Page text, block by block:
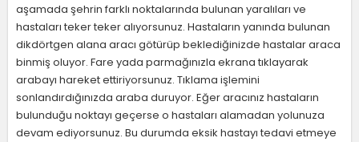
aşamada şehrin farklı noktalarında bulunan yaralıları ve
hastaları teker teker alıyorsunuz. Hastaların yanında bulunan
dikdörtgen alana aracı götürüp beklediğinizde hastalar araca
binmiş oluyor. Fare yada parmağınızla ekrana tıklayarak
arabayı hareket ettiriyorsunuz. Tıklama işlemini
sonlandırdığınızda araba duruyor. Eğer aracınız hastaların
bulunduğu noktayı geçerse o hastaları alamadan yolunuza
devam ediyorsunuz. Bu durumda eksik hastayı tedavi etmeye